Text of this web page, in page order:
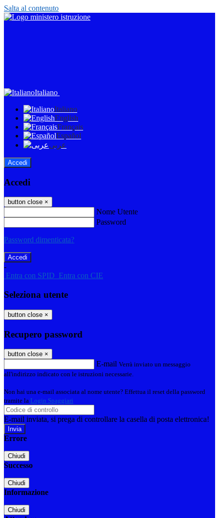
Salta al contenuto
Italiano
Italiano
English
Français
Español
عربى
Accedi
Accedi
button close ×
Nome Utente
Password
Password dimenticata?
-
Entra con SPID Entra con CIE
Seleziona utente
button close ×
Recupero password
button close ×
E-mail Verrà inviato un messaggio
all'indirizzo indicato con le istruzioni necessarie.
Non hai una e-mail associata al nome utente? Effettua il reset della password
tramite la Login Spaggiari
E-mail inviata, si prega di controllare la casella di posta elettronica!
Errore
Chiudi
Successo
Chiudi
Informazione
Chiudi